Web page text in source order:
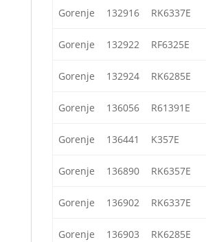
Gorenje 132916 RK6337E
Gorenje 132922 RF6325E
Gorenje 132924 RK6285E
Gorenje 136056 R61391E
Gorenje 136441 K357E
Gorenje 136890 RK6357E
Gorenje 136902 RK6337E
Gorenje 136903 RK6285E